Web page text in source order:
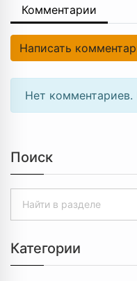
Комментарии
Написать
Нет
Поиск
Категории